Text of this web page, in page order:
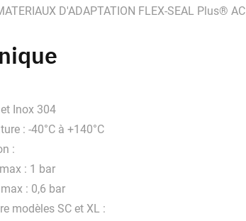
D'ADAPTATION FLEX-SEAL Plus® AC
Inox 304
: -40°C à +140°C
:
: 1 bar
: 0,6 bar
modèles SC et XL :